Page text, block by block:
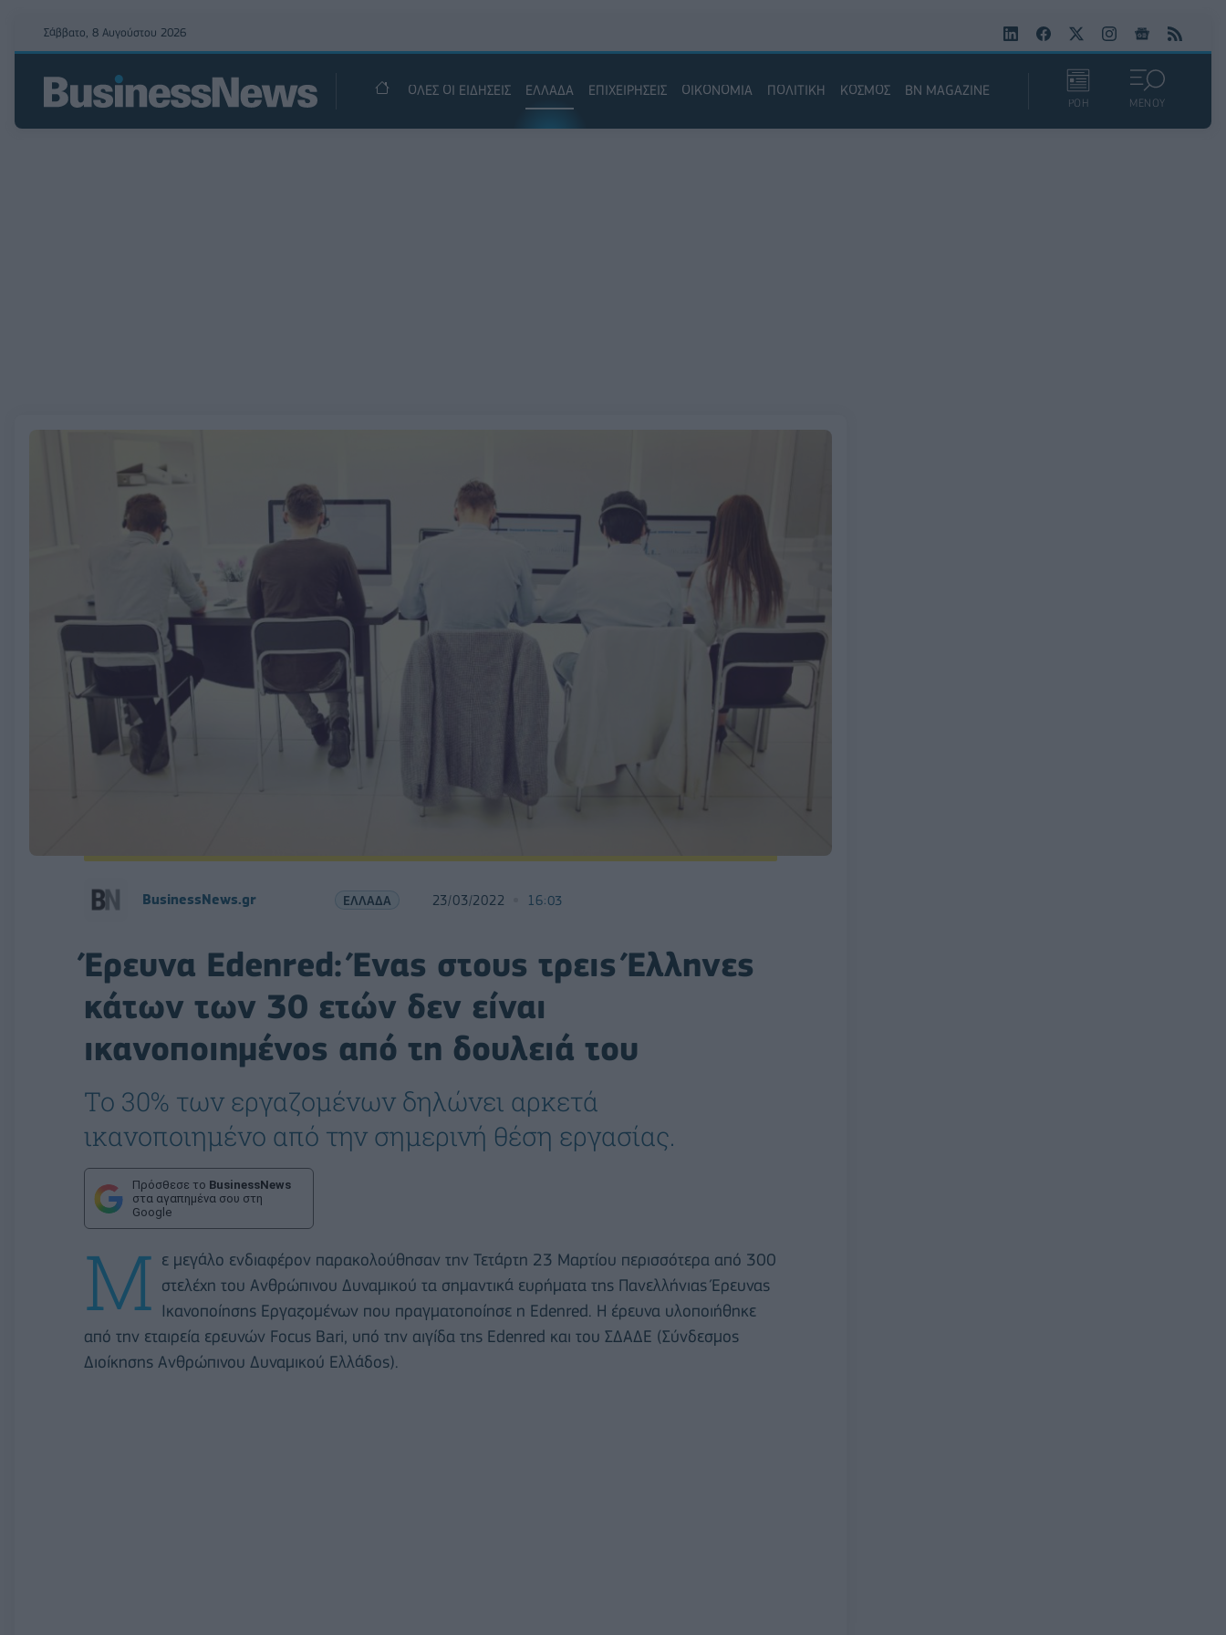
Σάββατο, 8 Αυγούστου 2026
ΟΛΕΣ ΟΙ ΕΙΔΗΣΕΙΣ ΕΛΛΑΔΑ ΕΠΙΧΕΙΡΗΣΕΙΣ ΟΙΚΟΝΟΜΙΑ ΠΟΛΙΤΙΚΗ ΚΟΣΜΟΣ BN MAGAZINE
ΡΟΗ ΜΕΝΟΥ
BusinessNews.gr ΕΛΛΑΔΑ 23/03/2022 16:03
Έρευνα Edenred: Ένας στους τρεις Έλληνες
κάτων των 30 ετών δεν είναι
ικανοποιημένος από τη δουλειά του
Το 30% των εργαζομένων δηλώνει αρκετά
ικανοποιημένο από την σημερινή θέση εργασίας.
Πρόσθεσε το BusinessNews
στα αγαπημένα σου στη
Google
Μ ε μεγάλο ενδιαφέρον παρακολούθησαν την Τετάρτη 23 Μαρτίου περισσότερα από 300
στελέχη του Ανθρώπινου Δυναμικού τα σημαντικά ευρήματα της Πανελλήνιας Έρευνας
Ικανοποίησης Εργαζομένων που πραγματοποίησε η Edenred. Η έρευνα υλοποιήθηκε
από την εταιρεία ερευνών Focus Bari, υπό την αιγίδα της Edenred και του ΣΔΑΔΕ (Σύνδεσμος
Διοίκησης Ανθρώπινου Δυναμικού Ελλάδος).